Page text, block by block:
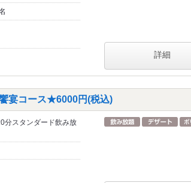
詳細
宴コース★6000円(税込)
分スタンダード飲み放